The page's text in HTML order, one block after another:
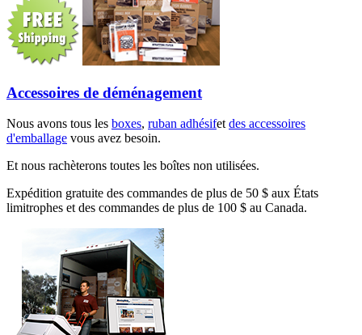
Accessoires de déménagement
Nous avons tous les boxes, ruban adhésifetdes accessoires
d'emballage vous avez besoin.
Et nous rachèterons toutes les boîtes non utilisées.
Expédition gratuite des commandes de plus de 50 $ aux États
limitrophes et des commandes de plus de 100 $ au Canada.